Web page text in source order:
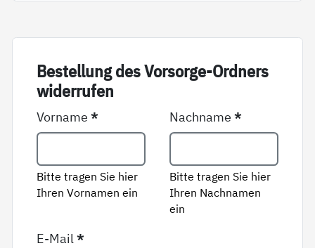
Be­stel­lung des Vor­sor­ge-Ord­ners
wi­der­ru­fen
Vorname*
Bitte tragen Sie hier
Ihren Vornamen ein
Nachname*
Bitte tragen Sie hier
Ihren Nachnamen
ein
E-Mail*